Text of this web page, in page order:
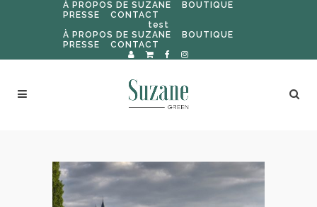
À PROPOS DE SUZANE
BOUTIQUE
PRESSE
CONTACT
test
À PROPOS DE SUZANE
BOUTIQUE
PRESSE
CONTACT